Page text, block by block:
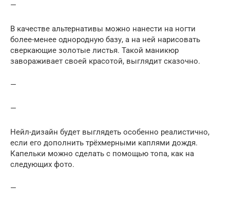
—
В качестве альтернативы можно нанести на ногти
более-менее однородную базу, а на ней нарисовать
сверкающие золотые листья. Такой маникюр
завораживает своей красотой, выглядит сказочно.
—
—
Нейл-дизайн будет выглядеть особенно реалистично,
если его дополнить трёхмерными каплями дождя.
Капельки можно сделать с помощью топа, как на
следующих фото.
—